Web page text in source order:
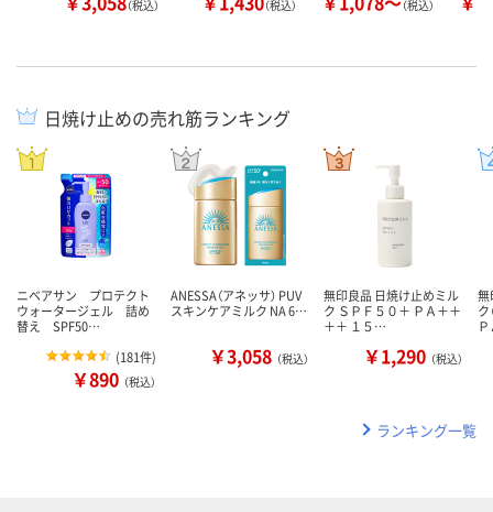
（税込） （税込） （税込）
日焼け止めの売れ筋ランキング
ニベアサン プロテクト
ウォータージェル 詰め
替え SPF50…
(181件)
￥890 （税込）
ANESSA（アネッサ） PUV
スキンケアミルク NA 6…
￥3,058 （税込）
無印良品 日焼け止めミル
ク ＳＰＦ５０＋ ＰＡ＋＋
＋＋ １５…
￥1,290 （税込）
無
ク
ランキング一覧